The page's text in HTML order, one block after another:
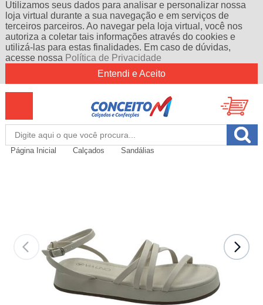
Utilizamos seus dados para analisar e personalizar nossa
loja virtual durante a sua navegação e em serviços de
terceiros parceiros. Ao navegar pela loja virtual, você nos
autoriza a coletar tais informações através do cookies e
utilizá-las para estas finalidades. Em caso de dúvidas,
acesse nossa Política de Privacidade
Entendi e Aceito
Página Inicial Calçados Sandálias